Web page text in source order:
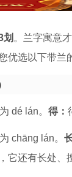
划 。兰字寓意
选以下带兰
dé lán。 得：
chāng lán。
它还有长处